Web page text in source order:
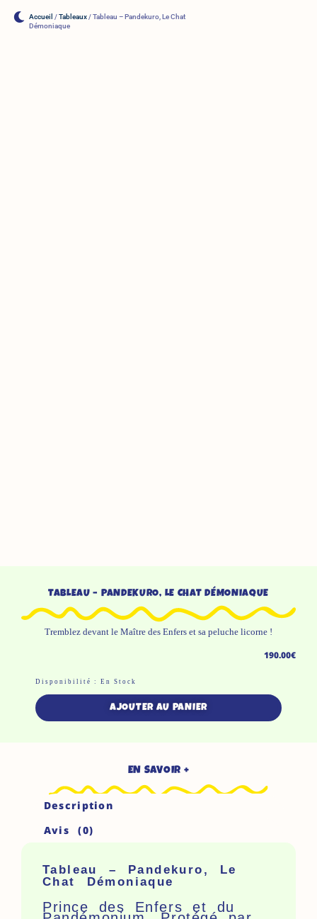
Accueil /Tableaux / Tableau – Pandekuro, Le Chat
Démoniaque
TABLEAU – PANDEKURO, LE CHAT DÉMONIAQUE
Tremblez devant le Maître des Enfers et sa peluche licorne !
190.00€
Disponibilité : En Stock
Quantité
De
Tableau
Chat
Démoniaque
AJOUTER AU PANIER
EN SAVOIR +
Description
Avis (0)
Tableau – Pandekuro, Le
Chat Démoniaque
Prince des Enfers et du